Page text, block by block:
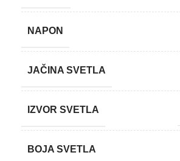
NAPON
JAČINA SVETLA
IZVOR SVETLA
BOJA SVETLA